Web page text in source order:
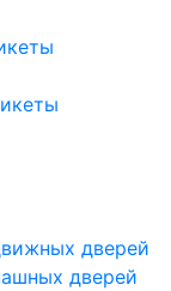
дверей
дверей